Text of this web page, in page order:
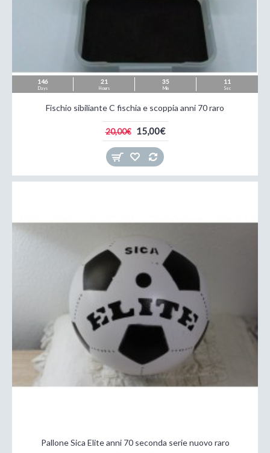
146
Days
21
Hours
35
Min
09
Sec
Fischio sibiliante C fischia e scoppia anni 70 raro
20,00€ 15,00€
Pallone Sica Elite anni 70 seconda serie nuovo raro